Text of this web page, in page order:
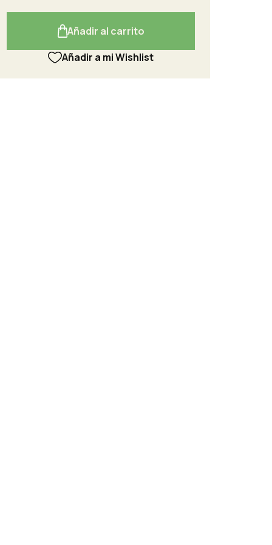
Añadir al carrito
Añadir a mi Wishlist